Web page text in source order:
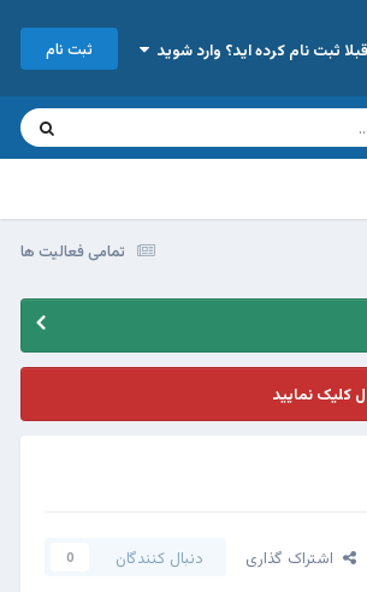
قبلا ثبت نام کرده اید؟ وارد شوید ثبت نام
تمامی فعالیت ها
کلیک نمایید
اشتراک گذاری دنبال کنندگان 0